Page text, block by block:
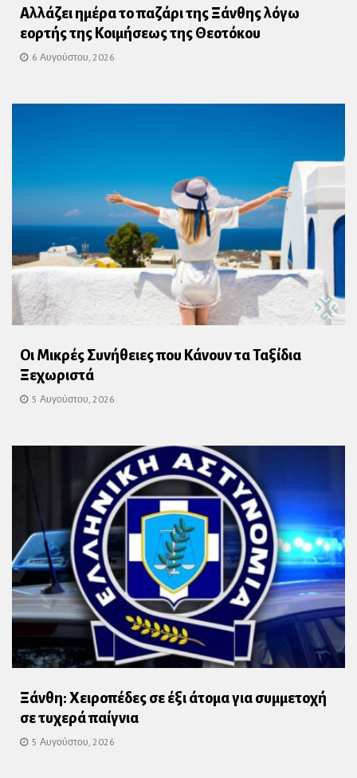
Αλλάζει ημέρα το παζάρι της Ξάνθης λόγω
εορτής της Κοιμήσεως της Θεοτόκου
6 Αυγούστου, 2026
Οι Μικρές Συνήθειες που Κάνουν τα Ταξίδια
Ξεχωριστά
5 Αυγούστου, 2026
Ξάνθη: Χειροπέδες σε έξι άτομα για συμμετοχή
σε τυχερά παίγνια
5 Αυγούστου, 2026